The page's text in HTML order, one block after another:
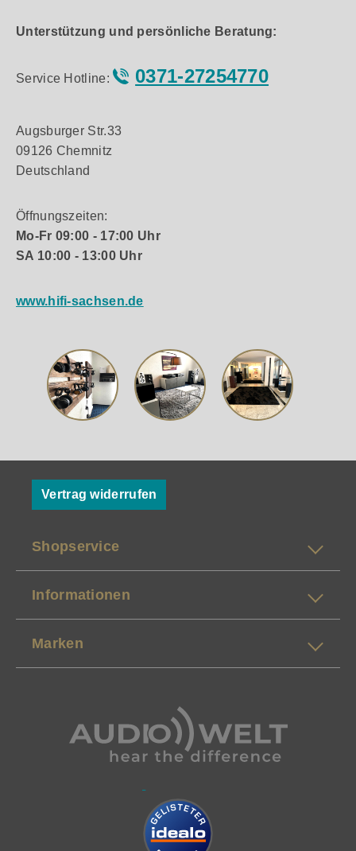
Unterstützung und persönliche Beratung:
Service Hotline: 0371-27254770
Augsburger Str.33
09126 Chemnitz
Deutschland
Öffnungszeiten:
Mo-Fr 09:00 - 17:00 Uhr
SA 10:00 - 13:00 Uhr
www.hifi-sachsen.de
Vertrag widerrufen
Shopservice
Informationen
Marken